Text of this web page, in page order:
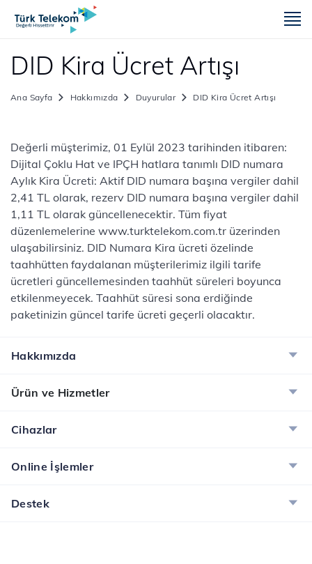
DID Kira Ücret Artışı
Ana Sayfa Hakkımızda Duyurular DID Kira Ücret Artışı
Değerli müşterimiz, 01 Eylül 2023 tarihinden itibaren:
Dijital Çoklu Hat ve IPÇH hatlara tanımlı DID numara
Aylık Kira Ücreti: Aktif DID numara başına vergiler dahil
2,41 TL olarak, rezerv DID numara başına vergiler dahil
1,11 TL olarak güncellenecektir. Tüm fiyat
düzenlemelerine www.turktelekom.com.tr üzerinden
ulaşabilirsiniz. DID Numara Kira ücreti özelinde
taahhütten faydalanan müşterilerimiz ilgili tarife
ücretleri güncellemesinden taahhüt süreleri boyunca
etkilenmeyecek. Taahhüt süresi sona erdiğinde
paketinizin güncel tarife ücreti geçerli olacaktır.
Hakkımızda
Ürün ve Hizmetler
Cihazlar
Online İşlemler
Destek